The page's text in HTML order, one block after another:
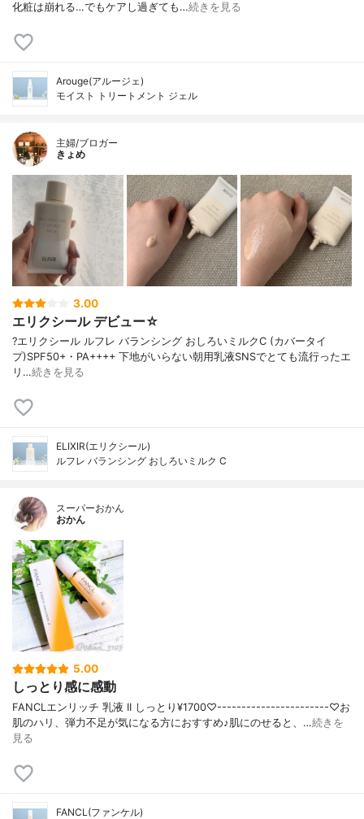
化粧は崩れる…でもケアし過ぎても…続きを見る
Arouge(アルージェ)
モイスト トリートメント ジェル
主婦/ブロガー
きょめ
3.00
エリクシール デビュー☆
?エリクシール ルフレ バランシング おしろいミルクC (カバータイ
プ)SPF50+・PA++++ 下地がいらない朝用乳液SNSでとても流行ったエ
リ…続きを見る
ELIXIR(エリクシール)
ルフレ バランシング おしろいミルク C
スーパーおかん
おかん
5.00
しっとり感に感動
FANCLエンリッチ 乳液 II しっとり¥1700♡-----------------------♡お
肌のハリ、弾力不足が気になる方におすすめ♪肌にのせると、…続きを
見る
FANCL(ファンケル)